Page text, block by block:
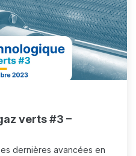
verts #3 –
dernières avancées en